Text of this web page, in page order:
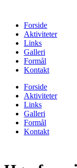
Forside
Aktiviteter
Links
Galleri
Formål
Kontakt
Forside
Aktiviteter
Links
Galleri
Formål
Kontakt